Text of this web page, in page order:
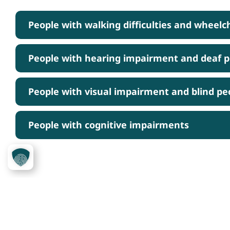
People with walking difficulties and
People with hearing impairment and deaf
People with visual impairment and blind
People with cognitive impairments